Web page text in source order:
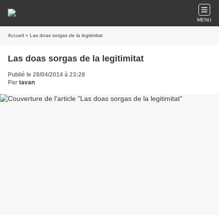
MENU
Accueil » Las doas sorgas de la legitimitat
Las doas sorgas de la legitimitat
Publié le 28/04/2014 à 23:28
Par tavan